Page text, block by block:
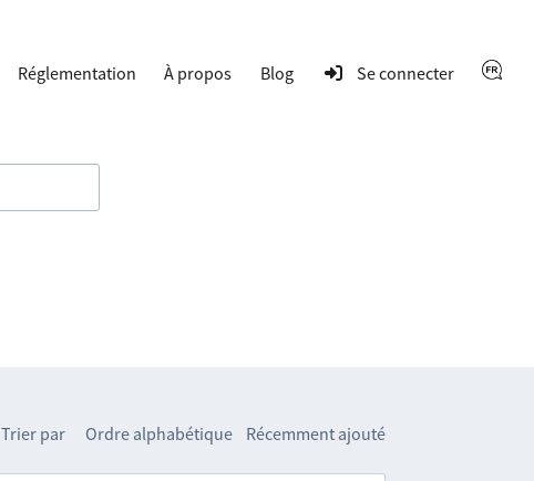
Réglementation À propos Blog Se connecter
Trier par Ordre alphabétique Récemment ajouté